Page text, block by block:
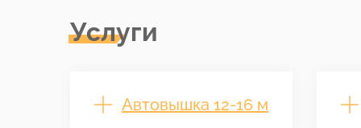
Услуги
Автовышка 12-16 м